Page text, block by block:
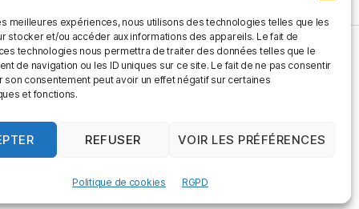
meilleures expériences, nous utilisons des technologies telles que les
stocker et/ou accéder aux informations des appareils. Le fait de
technologies nous permettra de traiter des données telles que le
de navigation ou les ID uniques sur ce site. Le fait de ne pas consentir
son consentement peut avoir un effet négatif sur certaines
et fonctions.
REFUSER VOIR LES PRÉFÉRENCES
Politique de cookies RGPD
facebookinstagramyoutubeGoogle+LinkedInemail
(UE)